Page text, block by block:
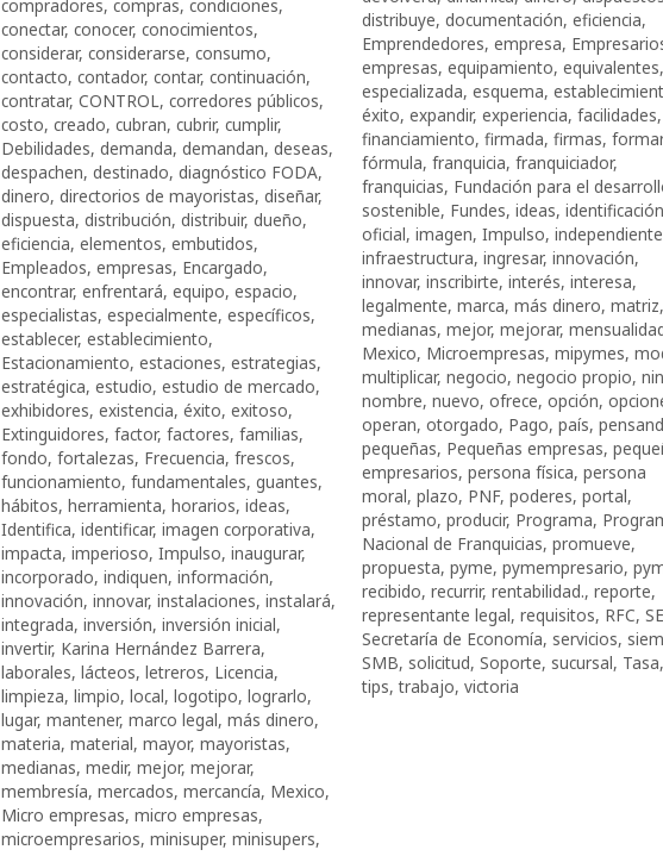
compradores, compras, condiciones,
conectar, conocer, conocimientos,
considerar, considerarse, consumo,
contacto, contador, contar, continuación,
contratar, CONTROL, corredores públicos,
costo, creado, cubran, cubrir, cumplir,
Debilidades, demanda, demandan, deseas,
despachen, destinado, diagnóstico FODA,
dinero, directorios de mayoristas, diseñar,
dispuesta, distribución, distribuir, dueño,
eficiencia, elementos, embutidos,
Empleados, empresas, Encargado,
encontrar, enfrentará, equipo, espacio,
especialistas, especialmente, específicos,
establecer, establecimiento,
Estacionamiento, estaciones, estrategias,
estratégica, estudio, estudio de mercado,
exhibidores, existencia, éxito, exitoso,
Extinguidores, factor, factores, familias,
fondo, fortalezas, Frecuencia, frescos,
funcionamiento, fundamentales, guantes,
há­bi­tos, herramienta, horarios, ideas,
Identifica, identificar, imagen corporativa,
impacta, imperioso, Impulso, inaugurar,
incorporado, indiquen, información,
innovación, innovar, instalaciones, instalará,
integrada, inversión, inversión inicial,
invertir, Karina Hernández Barrera,
laborales, lácteos, letreros, Licencia,
limpieza, limpio, local, logotipo, lograrlo,
lugar, mantener, marco legal, más dinero,
materia, material, mayor, mayoristas,
medianas, medir, mejor, mejorar,
membresía, mercados, mercancía, Mexico,
Micro empresas, micro empresas,
microempresarios, minisuper, minisupers,
distribuye, documentación, eficiencia,
Emprendedores, empresa,
empresas, equipamiento, equivalentes,
especializada, esquema,
éxito, expandir, experiencia, facilidades,
financiamiento, firmada, firmas, formar
fórmula, franquicia, franquiciador,
franquicias, Fundación para el
sostenible, Fundes, ideas, identificación
oficial, imagen, Impulso,
infraestructura, ingresar, innovación,
innovar, inscribirte, interés, interesa,
legalmente, marca, más dinero, matriz,
medianas, mejor, mejorar,
Mexico, Microempresas, mipymes,
multiplicar, negocio, negocio propio,
nombre, nuevo, ofrece, opción,
operan, otorgado, Pago, país,
pequeñas, Pequeñas empresas,
empresarios, persona física, persona
moral, plazo, PNF, poderes, portal,
préstamo, producir, Programa,
Nacional de Franquicias, promueve,
propuesta, pyme, pymempresario,
recibido, recurrir, rentabilidad., reporte,
representante legal, requisitos, RFC, SE
Secretaría de Economía, servicios,
SMB, solicitud, Soporte, sucursal, Tasa,
tips,trabajo, victoria